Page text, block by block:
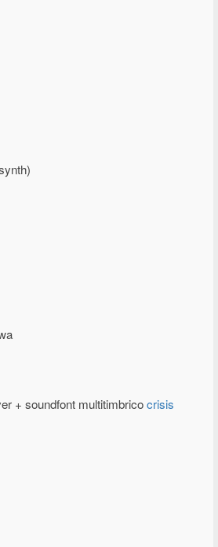
+ soundfont multitimbricocrisis